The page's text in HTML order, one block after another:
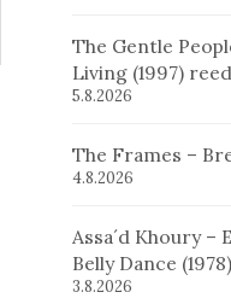
The Gentle
Living (1997)
5.8.2026
The Frames –
4.8.2026
Assa´d Khoury
Belly Dance
3.8.2026